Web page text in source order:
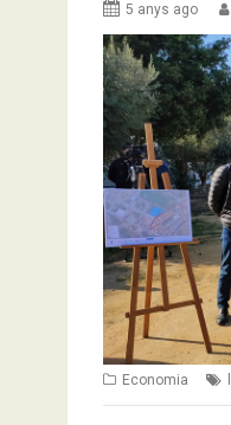
5 anys ago
Economia